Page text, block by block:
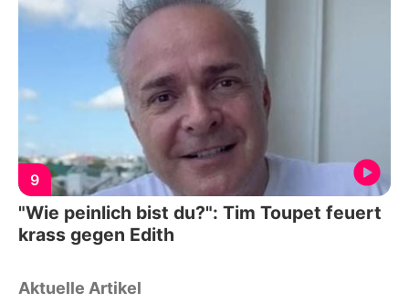
9
"Wie peinlich bist du?": Tim Toupet feuert
krass gegen Edith
Aktuelle Artikel